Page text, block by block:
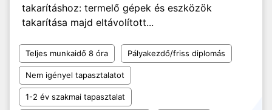
takarításhoz: termelő gépek és eszközök
takarítása majd eltávolított...
Teljes munkaidő 8 óra Pályakezdő/friss diplomás
Nem igényel tapasztalatot
1-2 év szakmai tapasztalat